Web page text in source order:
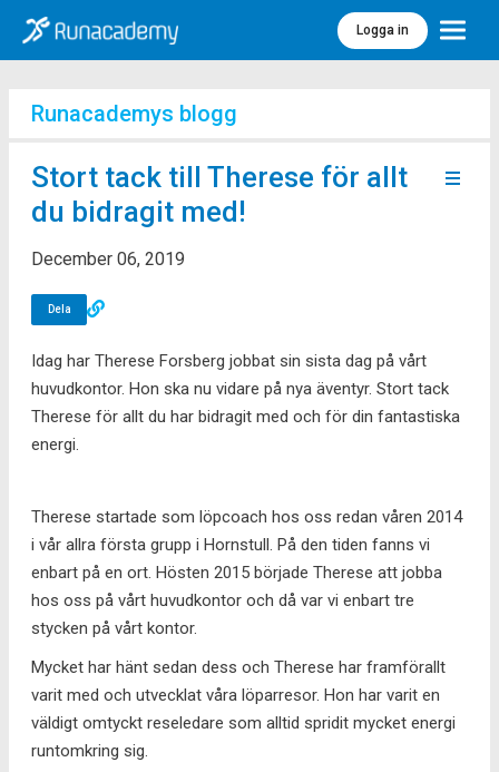
Logga in Meny
Runacademys blogg
Stort tack till Therese för allt
du bidragit med!
December 06, 2019
Dela
Idag har Therese Forsberg jobbat sin sista dag på vårt
huvudkontor. Hon ska nu vidare på nya äventyr. Stort tack
Therese för allt du har bidragit med och för din fantastiska
energi.
Therese startade som löpcoach hos oss redan våren 2014
i vår allra första grupp i Hornstull. På den tiden fanns vi
enbart på en ort. Hösten 2015 började Therese att jobba
hos oss på vårt huvudkontor och då var vi enbart tre
stycken på vårt kontor.
Mycket har hänt sedan dess och Therese har framförallt
varit med och utvecklat våra löparresor. Hon har varit en
väldigt omtyckt reseledare som alltid spridit mycket energi
runtomkring sig.